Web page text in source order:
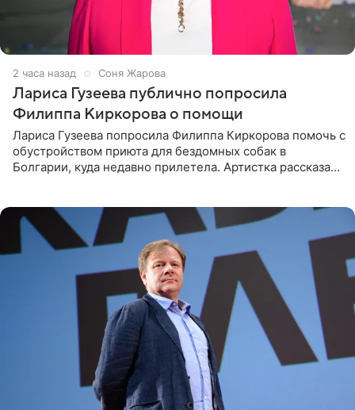
2 часа назад Соня Жарова
Лариса Гузеева публично попросила
Филиппа Киркорова о помощи
Лариса Гузеева попросила Филиппа Киркорова помочь с
обустройством приюта для бездомных собак в
Болгарии, куда недавно прилетела. Артистка рассказала